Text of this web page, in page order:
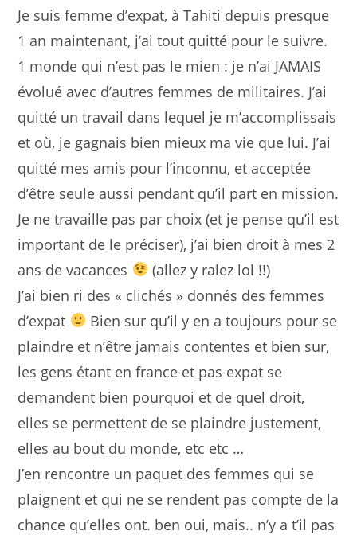
Je suis femme d’expat, à Tahiti depuis presque
1 an maintenant, j’ai tout quitté pour le suivre.
1 monde qui n’est pas le mien : je n’ai JAMAIS
évolué avec d’autres femmes de militaires. J’ai
quitté un travail dans lequel je m’accomplissais
et où, je gagnais bien mieux ma vie que lui. J’ai
quitté mes amis pour l’inconnu, et acceptée
d’être seule aussi pendant qu’il part en mission.
Je ne travaille pas par choix (et je pense qu’il est
important de le préciser), j’ai bien droit à mes 2
ans de vacances
(allez y ralez lol !!)
J’ai bien ri des « clichés » donnés des femmes
d’expat
Bien sur qu’il y en a toujours pour se
plaindre et n’être jamais contentes et bien sur,
les gens étant en france et pas expat se
demandent bien pourquoi et de quel droit,
elles se permettent de se plaindre justement,
elles au bout du monde, etc etc …
J’en rencontre un paquet des femmes qui se
plaignent et qui ne se rendent pas compte de la
chance qu’elles ont. ben oui, mais.. n’y a t’il pas